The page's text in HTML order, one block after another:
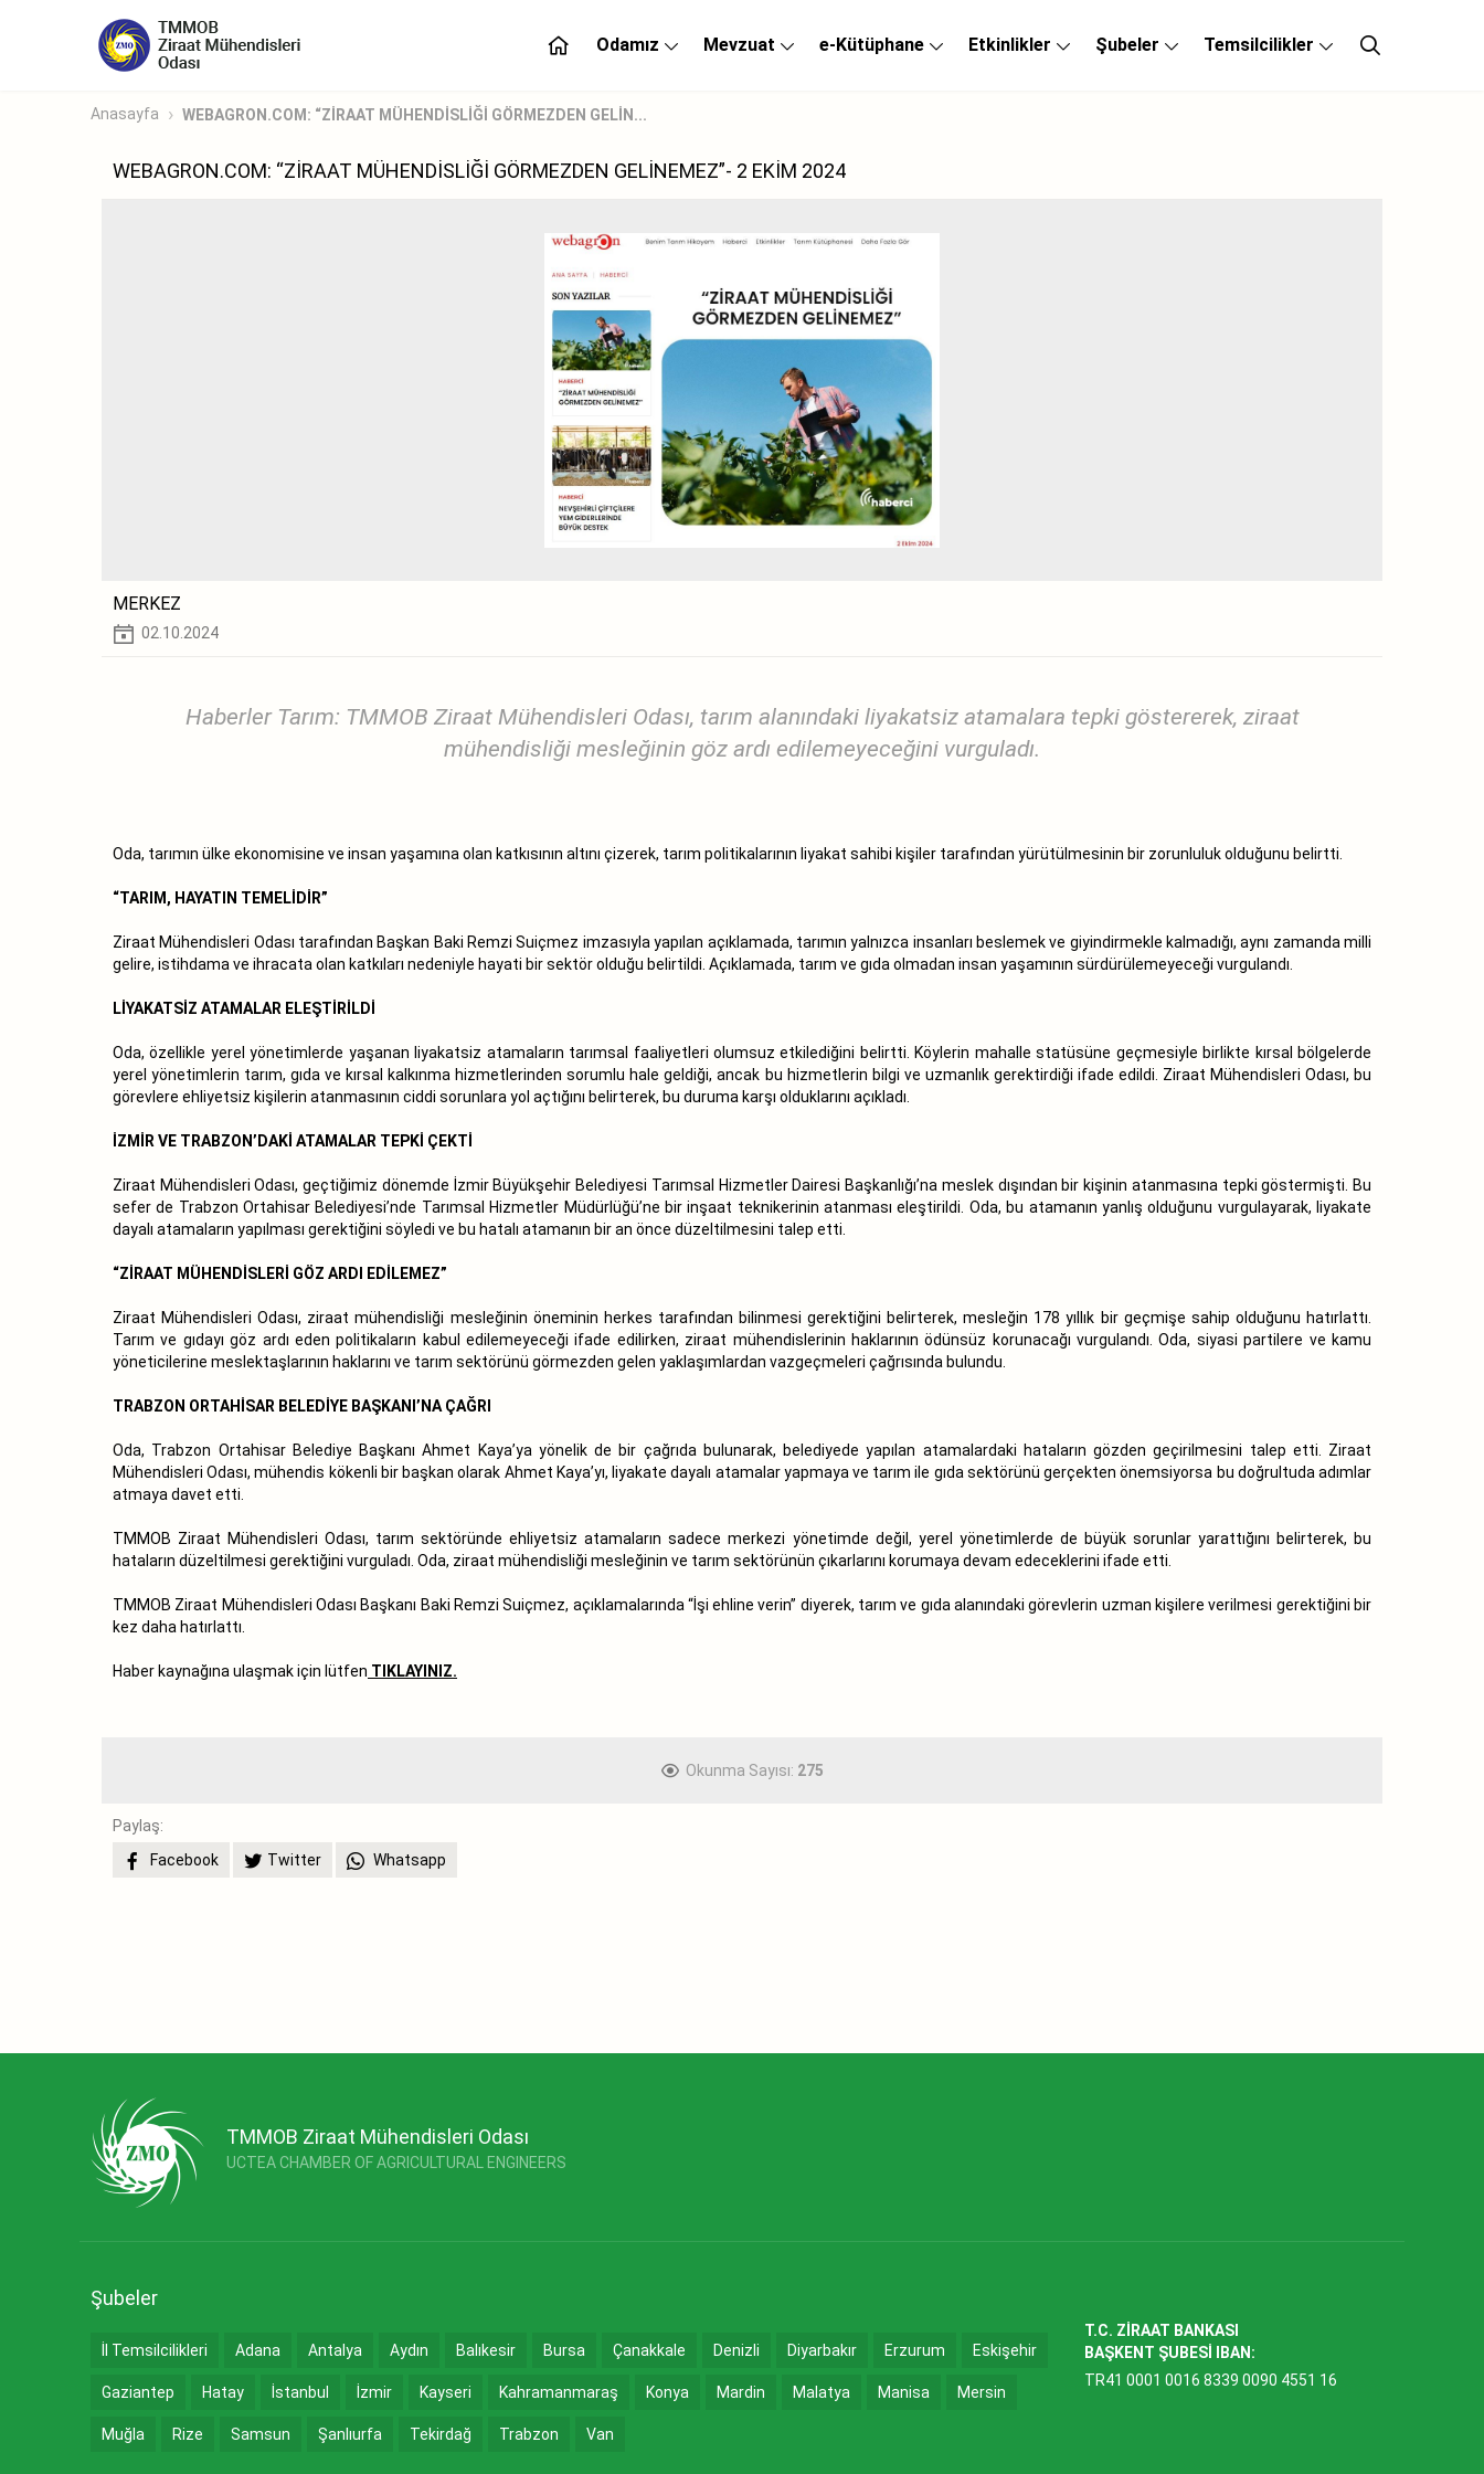
Odamız Mevzuat e-Kütüphane Etkinlikler Şubeler Temsilcilikler
Anasayfa WEBAGRON.COM: “ZİRAAT MÜHENDİSLİĞİ GÖRMEZDEN GELİN...
WEBAGRON.COM: “ZİRAAT MÜHENDİSLİĞİ GÖRMEZDEN GELİNEMEZ”- 2 EKİM 2024
MERKEZ
02.10.2024
Haberler Tarım: TMMOB Ziraat Mühendisleri Odası, tarım alanındaki liyakatsiz atamalara tepki göstererek, ziraat
mühendisliği mesleğinin göz ardı edilemeyeceğini vurguladı.
Oda, tarımın ülke ekonomisine ve insan yaşamına olan katkısının altını çizerek, tarım politikalarının liyakat sahibi kişiler tarafından yürütülmesinin bir zorunluluk olduğunu belirtti.
“TARIM, HAYATIN TEMELİDİR”
Ziraat Mühendisleri Odası tarafından Başkan Baki Remzi Suiçmez imzasıyla yapılan açıklamada, tarımın yalnızca insanları beslemek ve giyindirmekle kalmadığı, aynı zamanda milli
gelire, istihdama ve ihracata olan katkıları nedeniyle hayati bir sektör olduğu belirtildi. Açıklamada, tarım ve gıda olmadan insan yaşamının sürdürülemeyeceği vurgulandı.
LİYAKATSİZ ATAMALAR ELEŞTİRİLDİ
Oda, özellikle yerel yönetimlerde yaşanan liyakatsiz atamaların tarımsal faaliyetleri olumsuz etkilediğini belirtti. Köylerin mahalle statüsüne geçmesiyle birlikte kırsal bölgelerde
yerel yönetimlerin tarım, gıda ve kırsal kalkınma hizmetlerinden sorumlu hale geldiği, ancak bu hizmetlerin bilgi ve uzmanlık gerektirdiği ifade edildi. Ziraat Mühendisleri Odası, bu
görevlere ehliyetsiz kişilerin atanmasının ciddi sorunlara yol açtığını belirterek, bu duruma karşı olduklarını açıkladı.
İZMİR VE TRABZON’DAKİ ATAMALAR TEPKİ ÇEKTİ
Ziraat Mühendisleri Odası, geçtiğimiz dönemde İzmir Büyükşehir Belediyesi Tarımsal Hizmetler Dairesi Başkanlığı’na meslek dışından bir kişinin atanmasına tepki göstermişti. Bu
sefer de Trabzon Ortahisar Belediyesi’nde Tarımsal Hizmetler Müdürlüğü’ne bir inşaat teknikerinin atanması eleştirildi. Oda, bu atamanın yanlış olduğunu vurgulayarak, liyakate
dayalı atamaların yapılması gerektiğini söyledi ve bu hatalı atamanın bir an önce düzeltilmesini talep etti.
“ZİRAAT MÜHENDİSLERİ GÖZ ARDI EDİLEMEZ”
Ziraat Mühendisleri Odası, ziraat mühendisliği mesleğinin öneminin herkes tarafından bilinmesi gerektiğini belirterek, mesleğin 178 yıllık bir geçmişe sahip olduğunu hatırlattı.
Tarım ve gıdayı göz ardı eden politikaların kabul edilemeyeceği ifade edilirken, ziraat mühendislerinin haklarının ödünsüz korunacağı vurgulandı. Oda, siyasi partilere ve kamu
yöneticilerine meslektaşlarının haklarını ve tarım sektörünü görmezden gelen yaklaşımlardan vazgeçmeleri çağrısında bulundu.
TRABZON ORTAHİSAR BELEDİYE BAŞKANI’NA ÇAĞRI
Oda, Trabzon Ortahisar Belediye Başkanı Ahmet Kaya’ya yönelik de bir çağrıda bulunarak, belediyede yapılan atamalardaki hataların gözden geçirilmesini talep etti. Ziraat
Mühendisleri Odası, mühendis kökenli bir başkan olarak Ahmet Kaya’yı, liyakate dayalı atamalar yapmaya ve tarım ile gıda sektörünü gerçekten önemsiyorsa bu doğrultuda adımlar
atmaya davet etti.
TMMOB Ziraat Mühendisleri Odası, tarım sektöründe ehliyetsiz atamaların sadece merkezi yönetimde değil, yerel yönetimlerde de büyük sorunlar yarattığını belirterek, bu
hataların düzeltilmesi gerektiğini vurguladı. Oda, ziraat mühendisliği mesleğinin ve tarım sektörünün çıkarlarını korumaya devam edeceklerini ifade etti.
TMMOB Ziraat Mühendisleri Odası Başkanı Baki Remzi Suiçmez, açıklamalarında “İşi ehline verin” diyerek, tarım ve gıda alanındaki görevlerin uzman kişilere verilmesi gerektiğini bir
kez daha hatırlattı.
Haber kaynağına ulaşmak için lütfen TIKLAYINIZ.
Okunma Sayısı: 275
Paylaş:
Facebook
Twitter Whatsapp
TMMOB Ziraat Mühendisleri Odası
UCTEA CHAMBER OF AGRICULTURAL ENGINEERS
Şubeler
İl Temsilcilikleri Adana Antalya Aydın Balıkesir Bursa Çanakkale Denizli Diyarbakır Erzurum Eskişehir
Gaziantep Hatay İstanbul İzmir Kayseri Kahramanmaraş Konya Mardin Malatya Manisa Mersin
Muğla Rize Samsun Şanlıurfa Tekirdağ Trabzon Van
T.C. ZİRAAT BANKASI
BAŞKENT ŞUBESİ IBAN:
TR41 0001 0016 8339 0090 4551 16